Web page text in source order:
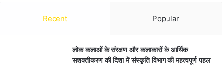
Recent Popular
लोक कलाओं के संरक्षण और कलाकारों के आर्थिक
सशक्तीकरण की दिशा में संस्कृति विभाग की महत्वपूर्ण पहल